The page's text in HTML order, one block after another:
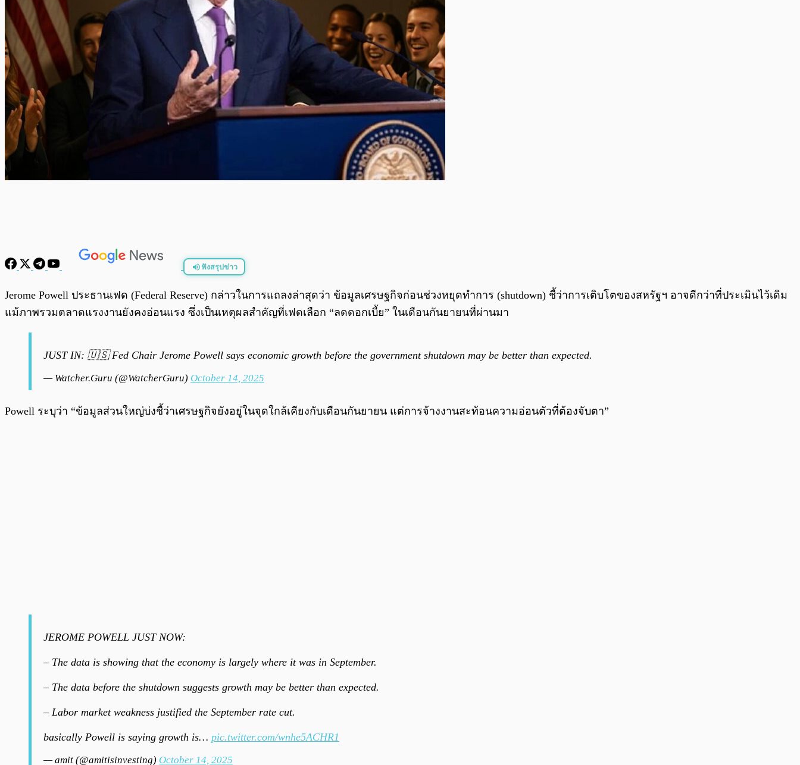
ฟังสรุปข่าว
พร้อมเล่น 0:00 0:00
Jerome Powell ประธานเฟด (Federal Reserve) กล่าวในการแถลงล่าสุดว่า ข้อมูลเศรษฐกิจก่อนช่วงหยุดทำการ (shutdown) ชี้ว่าการเติบโตของสหรัฐฯ อาจดีกว่าที่ประเมินไว้เดิม
แม้ภาพรวมตลาดแรงงานยังคงอ่อนแรง ซึ่งเป็นเหตุผลสำคัญที่เฟดเลือก “ลดดอกเบี้ย” ในเดือนกันยายนที่ผ่านมา
JUST IN: 🇺🇸 Fed Chair Jerome Powell says economic growth before the government shutdown may be better than expected.
— Watcher.Guru (@WatcherGuru) October 14, 2025
Powell ระบุว่า “ข้อมูลส่วนใหญ่บ่งชี้ว่าเศรษฐกิจยังอยู่ในจุดใกล้เคียงกับเดือนกันยายน แต่การจ้างงานสะท้อนความอ่อนตัวที่ต้องจับตา”
JEROME POWELL JUST NOW:
– The data is showing that the economy is largely where it was in September.
– The data before the shutdown suggests growth may be better than expected.
– Labor market weakness justified the September rate cut.
basically Powell is saying growth is… pic.twitter.com/wnhe5ACHR1
— amit (@amitisinvesting) October 14, 2025